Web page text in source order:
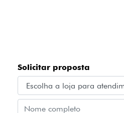
Solicitar proposta